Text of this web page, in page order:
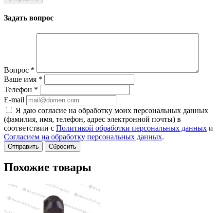
Задать вопрос
Вопрос *
Ваше имя *
Телефон *
E-mail
Я даю согласие на обработку моих персональных данных
(фамилия, имя, телефон, адрес электронной почты) в
соответствии с Политикой обработки персональных данных и
Согласием на обработку персональных данных.
Сбросить
Похожие товары